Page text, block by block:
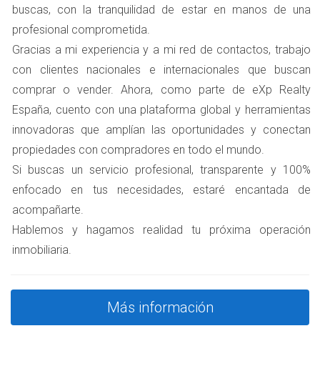
Alcalá de Henares, como en el resto del país, es
importante tener en cuenta que este impuesto puede ser
elevado si el inmueble ha aumentado considerablemente
su valor en el mercado. Sin embargo, hay excepciones y
reducciones disponibles. Por ejemplo, si la propiedad ha
sido heredada y se vende poco después, es posible que
puedas argumentar que no ha habido un aumento
significativo en su valor.
Impuesto sobre la Renta de las Personas
Físicas (IRPF)
todos los gastos relacionados con la compra y mejora del
inmueble para reducir la base imponible. Además, si el
buscas, con la tranquilidad de estar en manos de una
profesional comprometida.
Gracias a mi experiencia y a mi red de contactos, trabajo
con clientes nacionales e internacionales que buscan
comprar o vender. Ahora, como parte de eXp Realty
España, cuento con una plataforma global y herramientas
innovadoras que amplían las oportunidades y conectan
propiedades con compradores en todo el mundo.
Si buscas un servicio profesional, transparente y 100%
enfocado en tus necesidades, estaré encantada de
acompañarte.
Hablemos y hagamos realidad tu próxima operación
inmobiliaria.
Más información